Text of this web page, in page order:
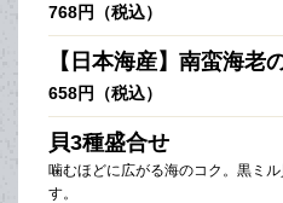
768円（税込）
【日本海産】南蛮海老
658円（税込）
貝3種盛合せ
噛むほどに広がる海のコク。黒ミ
す。